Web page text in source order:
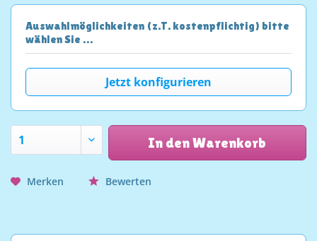
Auswahlmöglichkeiten (z.T. kostenpflichtig) bitte
wählen Sie …
Jetzt konfigurieren
In den Warenkorb
Merken Bewerten